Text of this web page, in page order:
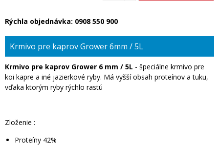
Rýchla objednávka: 0908 550 900
Krmivo pre kaprov Grower 6mm / 5L
Krmivo pre kaprov Grower 6 mm / 5L - špeciálne krmivo pre
koi kapre a iné jazierkové ryby. Má vyšší obsah proteínov a tuku,
vďaka ktorým ryby rýchlo rastú
Zloženie :
Proteíny 42%